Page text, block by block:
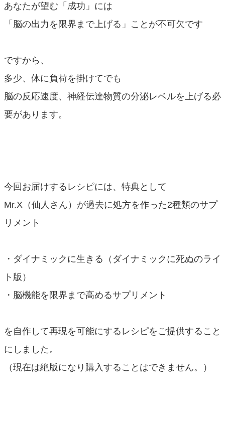
あなたが望む「成功」には
「脳の出力を限界まで上げる」ことが不可欠です
ですから、
多少、体に負荷を掛けてでも
脳の反応速度、神経伝達物質の分泌レベルを上げる必
要があります。
今回お届けするレシピには、特典として
Mr.X（仙人さん）が過去に処方を作った2種類のサプ
リメント
・ダイナミックに生きる（ダイナミックに死ぬのライ
ト版）
・脳機能を限界まで高めるサプリメント
を自作して再現を可能にするレシピをご提供すること
にしました。
（現在は絶版になり購入することはできません。）